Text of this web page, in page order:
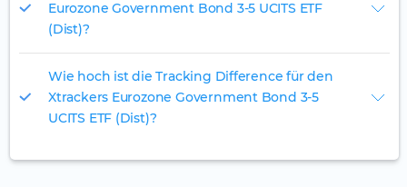
Eurozone Government Bond 3-5 UCITS ETF
(Dist)?
Wie hoch ist die Tracking Difference für den
Xtrackers Eurozone Government Bond 3-5
UCITS ETF (Dist)?